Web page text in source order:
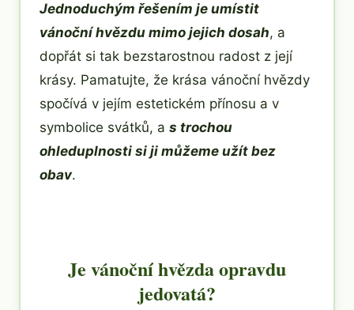
Jednoduchým řešením je umístit
vánoční hvězdu mimo jejich dosah, a
dopřát si tak bezstarostnou radost z její
krásy. Pamatujte, že krása vánoční hvězdy
spočívá v jejím estetickém přínosu a v
symbolice svátků, a s trochou
ohleduplnosti si ji můžeme užít bez
obav.
Je vánoční hvězda opravdu
jedovatá?